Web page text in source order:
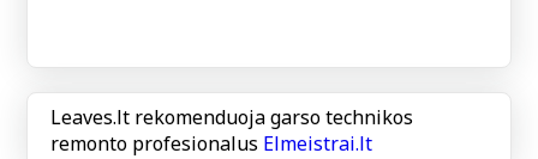
Leaves.lt rekomenduoja garso technikos
remonto profesionalus Elmeistrai.lt